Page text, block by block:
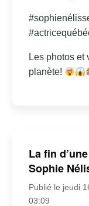
Les photos et
planète!
La fin
Sophie
Publié le jeudi
03:09